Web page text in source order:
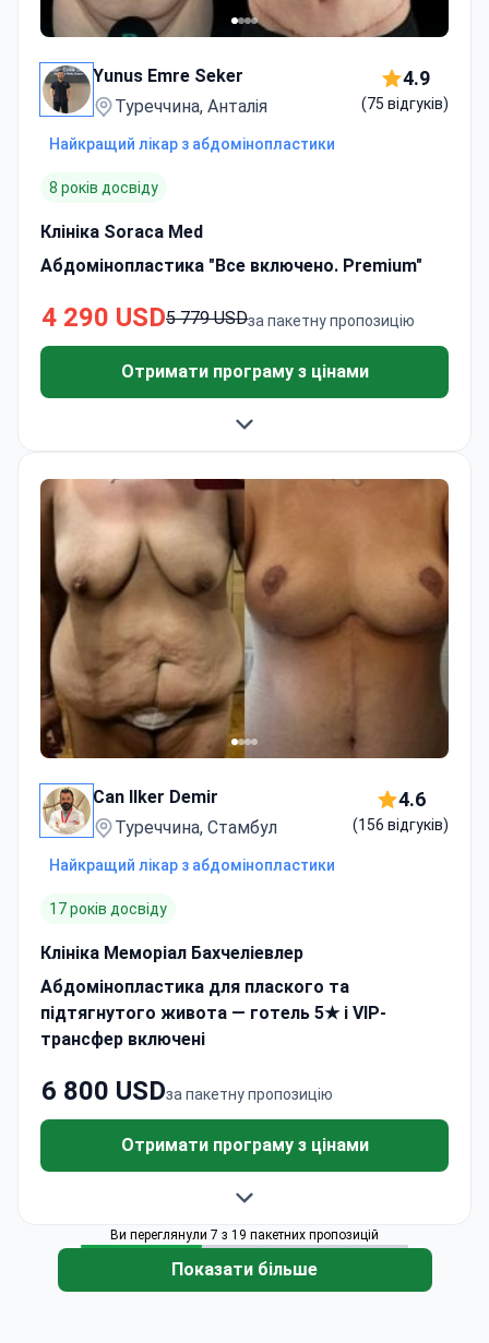
Yunus Emre Seker
Туреччина, Анталія
4.9
(75 відгуків)
Найкращий лікар з абдомінопластики
8 років досвіду
Клініка Soraca Med
Абдомінопластика "Все включено. Premium"
за пакетну пропозицію
5 779 USD
4 290 USD
Отримати програму з цінами
Can Ilker Demir
Туреччина, Стамбул
4.6
(156 відгуків)
Найкращий лікар з абдомінопластики
17 років досвіду
Клініка Меморіал Бахчеліевлер
Абдомінопластика для плаского та
підтягнутого живота — готель 5★ і VIP-
трансфер включені
за пакетну пропозицію
6 800 USD
Отримати програму з цінами
Ви переглянули 7 з 19 пакетних пропозицій
Показати більше